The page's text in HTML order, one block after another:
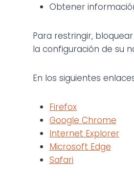
Obtener
Para restringir,
la configuración de su
En los siguientes
Firefox
Google Chrome
Internet Explorer
Microsoft Edge
Safari